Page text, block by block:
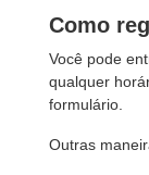
Como
Você pode
qualquer
formulário.
Outras